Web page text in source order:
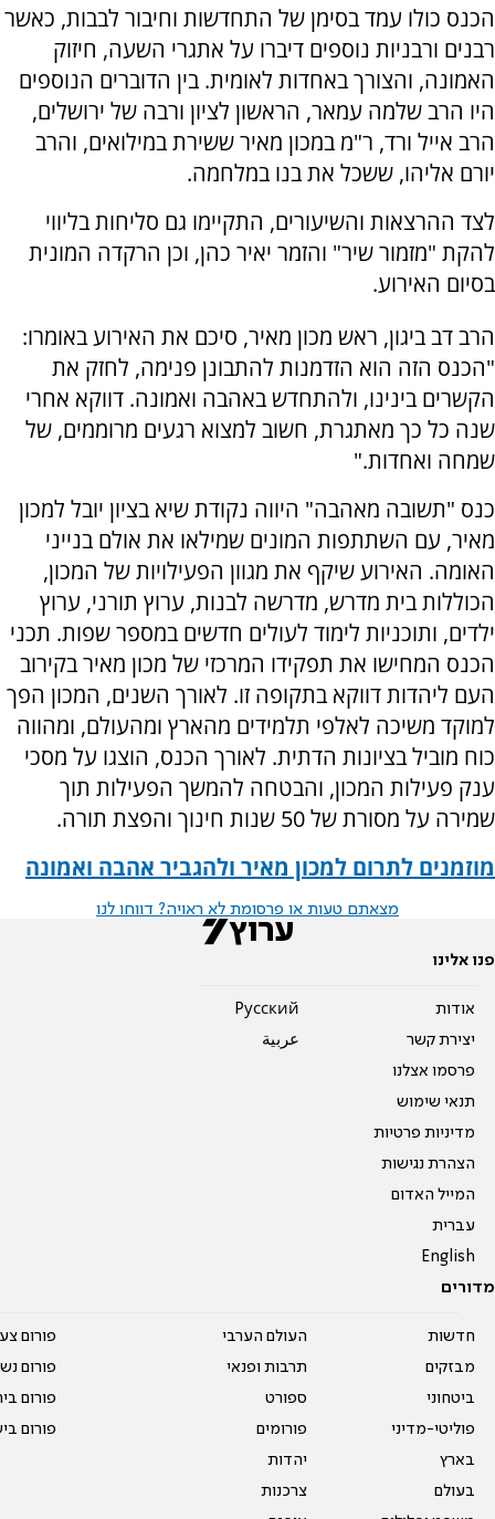
הכנס כולו עמד בסימן של התחדשות וחיבור לבבות, כאשר
רבנים ורבניות נוספים דיברו על אתגרי השעה, חיזוק
האמונה, והצורך באחדות לאומית. בין הדוברים הנוספים
היו הרב שלמה עמאר, הראשון לציון ורבה של ירושלים,
הרב אייל ורד, ר"מ במכון מאיר ששירת במילואים, והרב
יורם אליהו, ששכל את בנו במלחמה.
לצד ההרצאות והשיעורים, התקיימו גם סליחות בליווי
להקת "מזמור שיר" והזמר יאיר כהן, וכן הרקדה המונית
בסיום האירוע.
הרב דב ביגון, ראש מכון מאיר, סיכם את האירוע באומרו:
"הכנס הזה הוא הזדמנות להתבונן פנימה, לחזק את
הקשרים בינינו, ולהתחדש באהבה ואמונה. דווקא אחרי
שנה כל כך מאתגרת, חשוב למצוא רגעים מרוממים, של
שמחה ואחדות."
כנס "תשובה מאהבה" היווה נקודת שיא בציון יובל למכון
מאיר, עם השתתפות המונים שמילאו את אולם בנייני
האומה. האירוע שיקף את מגוון הפעילויות של המכון,
הכוללות בית מדרש, מדרשה לבנות, ערוץ תורני, ערוץ
ילדים, ותוכניות לימוד לעולים חדשים במספר שפות. תכני
הכנס המחישו את תפקידו המרכזי של מכון מאיר בקירוב
העם ליהדות דווקא בתקופה זו. לאורך השנים, המכון הפך
למוקד משיכה לאלפי תלמידים מהארץ ומהעולם, ומהווה
כוח מוביל בציונות הדתית. לאורך הכנס, הוצגו על מסכי
ענק פעילות המכון, והבטחה להמשך הפעילות תוך
שמירה על מסורת של 50 שנות חינוך והפצת תורה.
מוזמנים לתרום למכון מאיר ולהגביר אהבה ואמונה
מצאתם טעות או פרסומת לא ראויה? דווחו לנו
פנו אלינו
אודות
יצירת קשר
פרסמו אצלנו
תנאי שימוש
מדיניות פרטיות
הצהרת נגישות
המייל האדום
עברית
English
Pусский
عربية
מדורים
חדשות
מבזקים
ביטחוני
פוליטי-מדיני
בארץ
בעולם
העולם הערבי
תרבות ופנאי
ספורט
פורומים
יהדות
צרכנות
פורום
פורום
פורום
פורום